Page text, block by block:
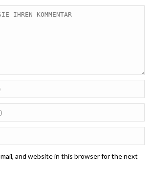
and website in this browser for the next